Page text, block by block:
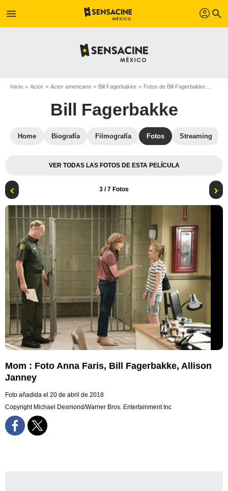
menu profil search
Inicio Actor Actor americano Bill Fagerbakke Fotos de Bill Fagerbakke
Bill Fagerbakke
Home Biografía Filmografía Fotos Streaming
VER TODAS LAS FOTOS DE ESTA PELÍCULA
3 / 7 Fotos
Mom : Foto Anna Faris, Bill Fagerbakke, Allison
Janney
Foto añadida el 20 de abril de 2018
Copyright Michael Desmond/Warner Bros. Entertainment Inc